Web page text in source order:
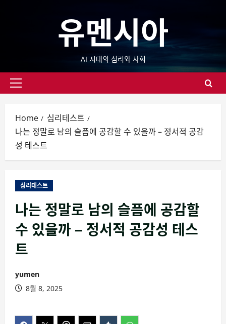
유멘시아
AI 시대의 심리와 사회
Primary
Home
심리테스트
나는 정말로 남의 슬픔에 공감할 수 있을까 – 정서적 공감
성 테스트
심리테스트
나는 정말로 남의 슬픔에 공감할
수 있을까 – 정서적 공감성 테스
트
yumen
8월 8, 2025